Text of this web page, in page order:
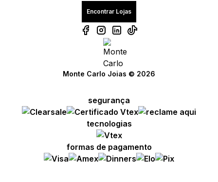
Encontrar Lojas
Monte Carlo Joias © 2026
segurança
tecnologias
formas de pagamento